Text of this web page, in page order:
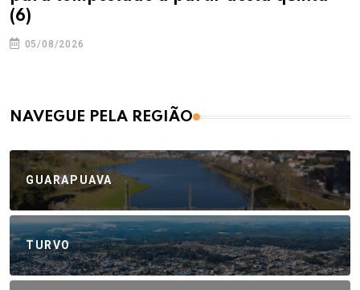
(6)
05/08/2026
NAVEGUE PELA REGIÃO
GUARAPUAVA
TURVO